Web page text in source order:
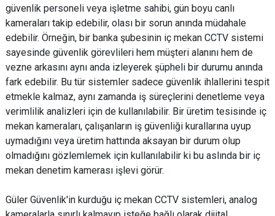
güvenlik personeli veya işletme sahibi, gün boyu canlı
kameraları takip edebilir, olası bir sorun anında müdahale
edebilir. Örneğin, bir banka şubesinin iç mekan CCTV sistemi
sayesinde güvenlik görevlileri hem müşteri alanını hem de
vezne arkasını aynı anda izleyerek şüpheli bir durumu anında
fark edebilir. Bu tür sistemler sadece güvenlik ihlallerini tespit
etmekle kalmaz, aynı zamanda iş süreçlerini denetleme veya
verimlilik analizleri için de kullanılabilir. Bir üretim tesisinde iç
mekan kameraları, çalışanların iş güvenliği kurallarına uyup
uymadığını veya üretim hattında aksayan bir durum olup
olmadığını gözlemlemek için kullanılabilir ki bu aslında bir iç
mekan denetim kamerası işlevi görür.
Güler Güvenlik'in kurduğu iç mekan CCTV sistemleri, analog